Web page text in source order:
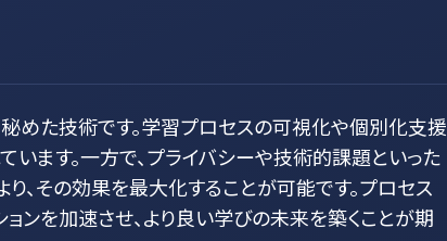
めた技術です。学習プロセスの可視化や個別化支援
ます。一方で、プライバシーや技術的課題といった
、その効果を最大化することが可能です。プロセス
ンを加速させ、より良い学びの未来を築くことが期